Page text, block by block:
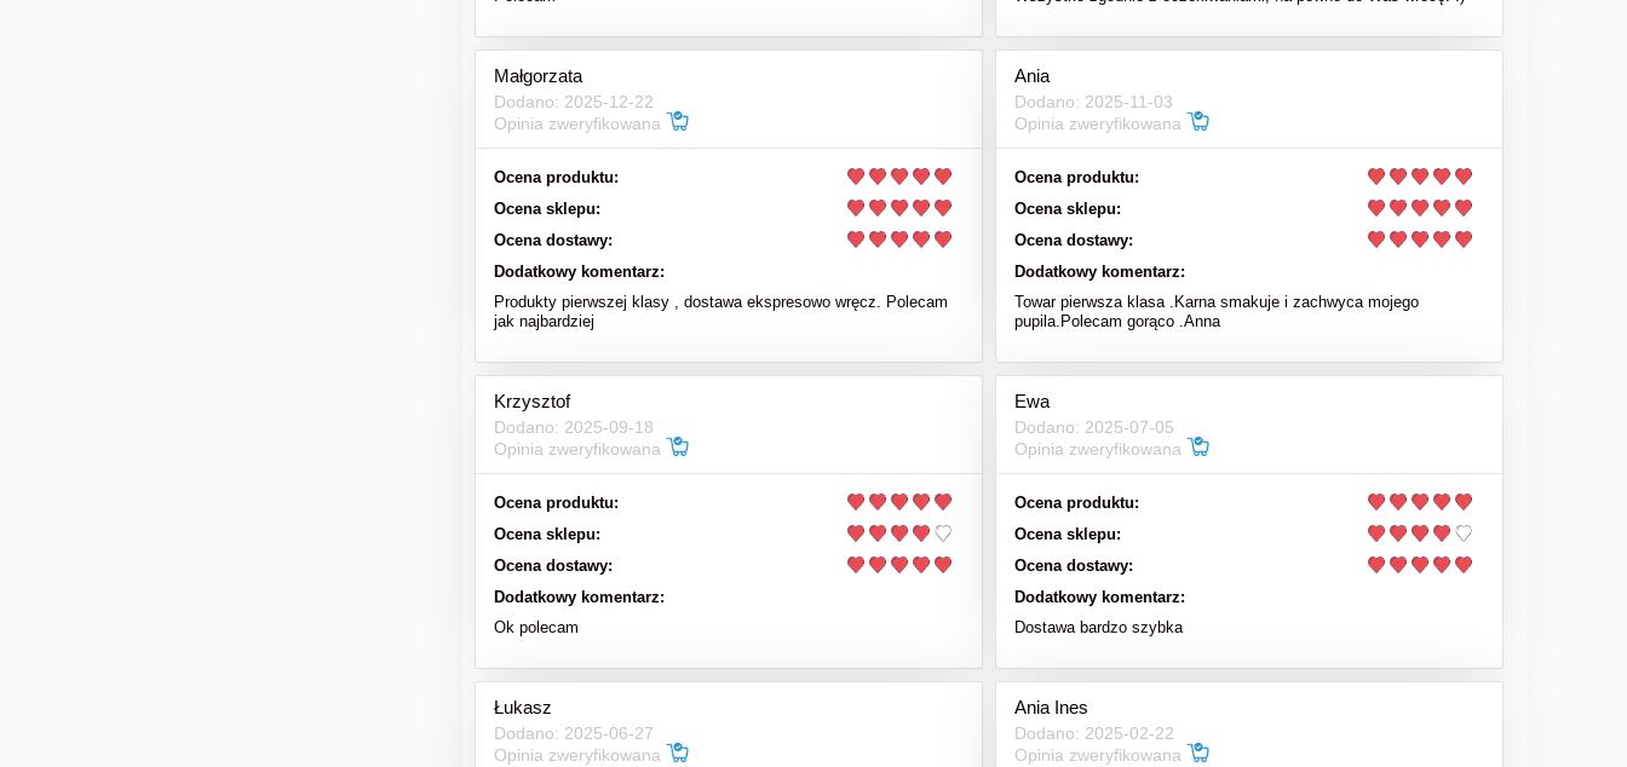
Małgorzata
Dodano: 2025-12-22
Opinia zweryfikowana
Ocena produktu:
Ocena sklepu:
Ocena dostawy:
Dodatkowy komentarz:
Produkty pierwszej klasy , dostawa ekspresowo wręcz. Polecam
jak najbardziej
Ania
Dodano: 2025-11-03
Opinia zweryfikowana
Ocena produktu:
Ocena sklepu:
Ocena dostawy:
Dodatkowy komentarz:
Towar pierwsza klasa .Karna smakuje i zachwyca mojego
pupila.Polecam gorąco .Anna
Krzysztof
Dodano: 2025-09-18
Opinia zweryfikowana
Ocena produktu:
Ocena sklepu:
Ocena dostawy:
Dodatkowy komentarz:
Ok polecam
Ewa
Dodano: 2025-07-05
Opinia zweryfikowana
Ocena produktu:
Ocena sklepu:
Ocena dostawy:
Dodatkowy komentarz:
Dostawa bardzo szybka
Łukasz
Dodano: 2025-06-27
Opinia zweryfikowana
Ania Ines
Dodano: 2025-02-22
Opinia zweryfikowana